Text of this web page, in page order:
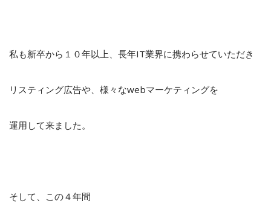
私も新卒から１０年以上、長年IT業界に携わらせていただき
リスティング広告や、様々なwebマーケティングを
運用して来ました。
そして、この４年間